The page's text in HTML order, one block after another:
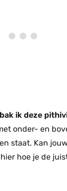
ik deze
onder- en
staat. Kan
hoe je de